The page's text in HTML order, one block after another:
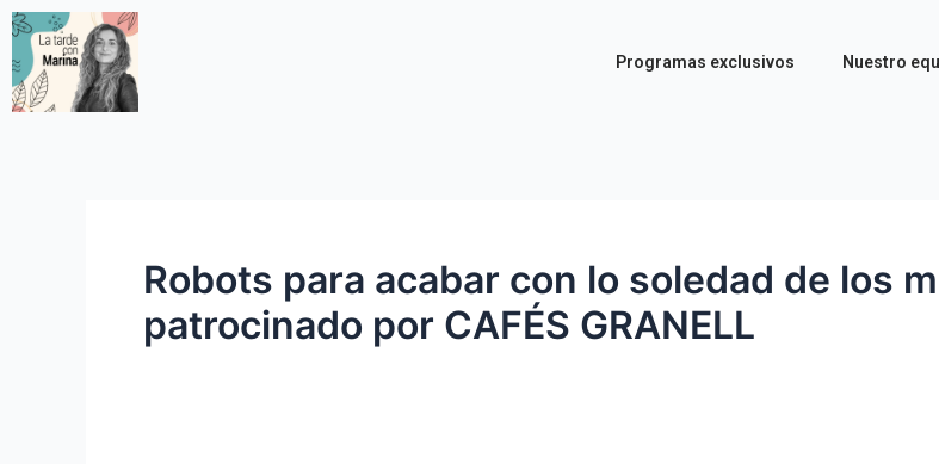
Programas exclusivos Nuestro
Robots para acabar con lo soledad de los
patrocinado por CAFÉS GRANELL